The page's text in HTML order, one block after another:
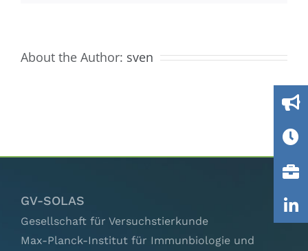
Kontakt
About the Author: sven
GV-SOLAS
Gesellschaft für Versuchstierkunde
Max-Planck-Institut für Immunbiologie und